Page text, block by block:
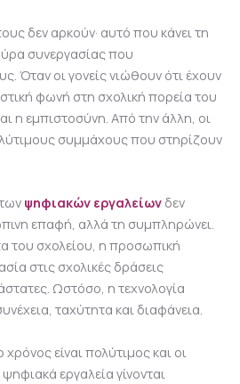
δεν αρκούν· αυτό που κάνει τη
συνεργασίας που
Όταν οι γονείς νιώθουν ότι έχουν
φωνή στη σχολική πορεία του
η εμπιστοσύνη. Από την άλλη, οι
συμμάχους που στηρίζουν
ψηφιακών εργαλείων δεν
επαφή, αλλά τη συμπληρώνει.
του σχολείου, η προσωπική
στις σχολικές δράσεις
Ωστόσο, η τεχνολογία
ταχύτητα και διαφάνεια.
είναι πολύτιμος και οι
εργαλεία γίνονται